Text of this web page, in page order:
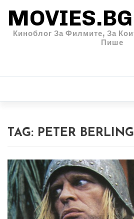
MOVIES.BG
Киноблог За Филмите, За
Пише
TAG: PETER BERLING